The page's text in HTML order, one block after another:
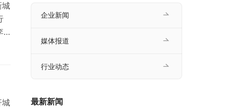
城
城
企业新闻
媒体报道
行业动态
最新新闻